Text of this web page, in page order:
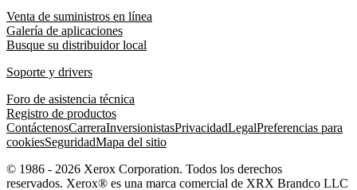
Venta de suministros en línea
Galería de aplicaciones
Busque su distribuidor local
Soporte y drivers
Foro de asistencia técnica
Registro de productos
ContáctenosCarreraInversionistasPrivacidadLegalPreferencias para
cookiesSeguridadMapa del sitio
© 1986 - 2026 Xerox Corporation. Todos los derechos
reservados. Xerox® es una marca comercial de XRX Brandco LLC